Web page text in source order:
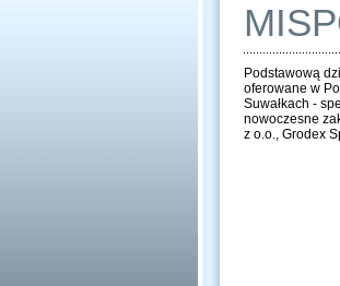
Podstawową
oferowane w
Suwałkach -
nowoczesne
z o.o., Grodex